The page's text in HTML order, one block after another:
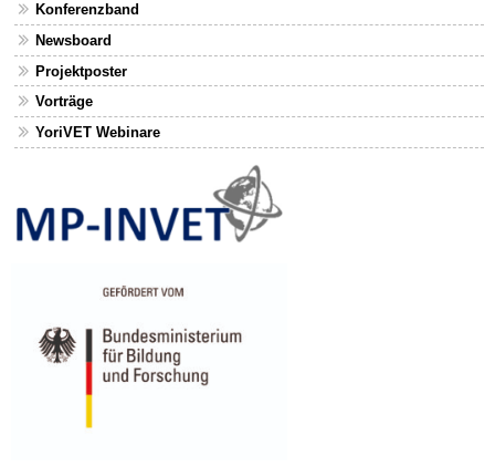
Konferenzband
Newsboard
Projektposter
Vorträge
YoriVET Webinare